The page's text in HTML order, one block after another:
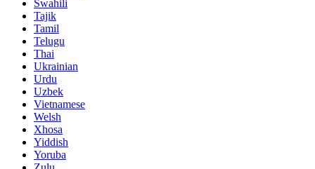
Swahili
Tajik
Tamil
Telugu
Thai
Ukrainian
Urdu
Uzbek
Vietnamese
Welsh
Xhosa
Yiddish
Yoruba